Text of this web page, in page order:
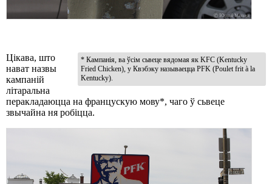
* Кампанія, ва ўсім сьвеце вядомая як KFC (Kentucky
Fried Chicken), у Квэбэку называецца PFK (Poulet frit à la
Kentucky).
Цікава, што
нават назвы
кампаній
літаральна
перакладаюцца на францускую мову*, чаго ў сьвеце
звычайна ня робіцца.